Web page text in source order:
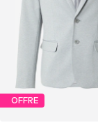
OFFRE